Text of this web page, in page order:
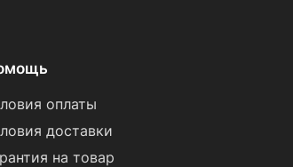
оплаты
доставки
на товар